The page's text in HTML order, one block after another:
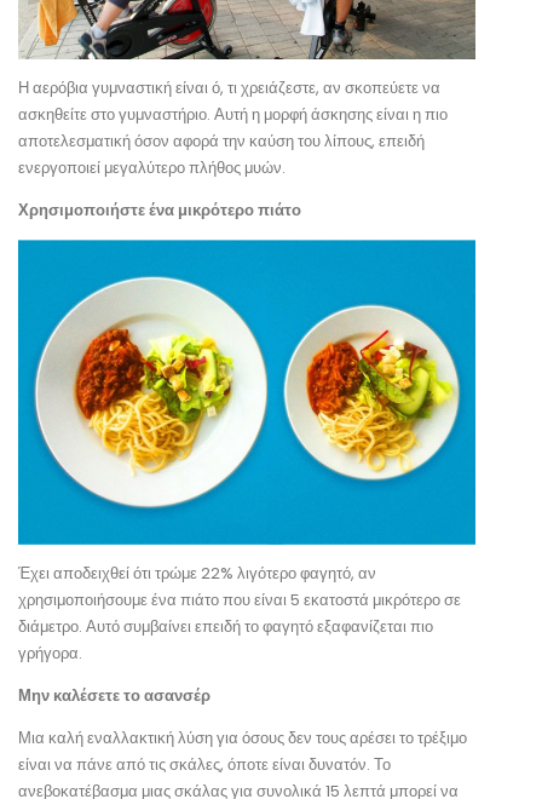
Η αερόβια γυμναστική είναι ό, τι χρειάζεστε, αν σκοπεύετε να
ασκηθείτε στο γυμναστήριο. Αυτή η μορφή άσκησης είναι η πιο
αποτελεσματική όσον αφορά την καύση του λίπους, επειδή
ενεργοποιεί μεγαλύτερο πλήθος μυών.
Χρησιμοποιήστε ένα μικρότερο πιάτο
Έχει αποδειχθεί ότι τρώμε 22% λιγότερο φαγητό, αν
χρησιμοποιήσουμε ένα πιάτο που είναι 5 εκατοστά μικρότερο σε
διάμετρο. Αυτό συμβαίνει επειδή το φαγητό εξαφανίζεται πιο
γρήγορα.
Μην καλέσετε το ασανσέρ
Μια καλή εναλλακτική λύση για όσους δεν τους αρέσει το τρέξιμο
είναι να πάνε από τις σκάλες, όποτε είναι δυνατόν. Το
ανεβοκατέβασμα μιας σκάλας για συνολικά 15 λεπτά μπορεί να